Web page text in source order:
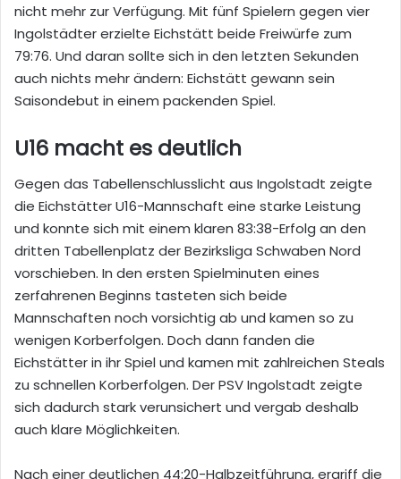
nicht mehr zur Verfügung. Mit fünf Spielern gegen vier
Ingolstädter erzielte Eichstätt beide Freiwürfe zum
79:76. Und daran sollte sich in den letzten Sekunden
auch nichts mehr ändern: Eichstätt gewann sein
Saisondebut in einem packenden Spiel.
U16 macht es deutlich
Gegen das Tabellenschlusslicht aus Ingolstadt zeigte
die Eichstätter U16-Mannschaft eine starke Leistung
und konnte sich mit einem klaren 83:38-Erfolg an den
dritten Tabellenplatz der Bezirksliga Schwaben Nord
vorschieben. In den ersten Spielminuten eines
zerfahrenen Beginns tasteten sich beide
Mannschaften noch vorsichtig ab und kamen so zu
wenigen Korberfolgen. Doch dann fanden die
Eichstätter in ihr Spiel und kamen mit zahlreichen Steals
zu schnellen Korberfolgen. Der PSV Ingolstadt zeigte
sich dadurch stark verunsichert und vergab deshalb
auch klare Möglichkeiten.
Nach einer deutlichen 44:20-Halbzeitführung, ergriff die